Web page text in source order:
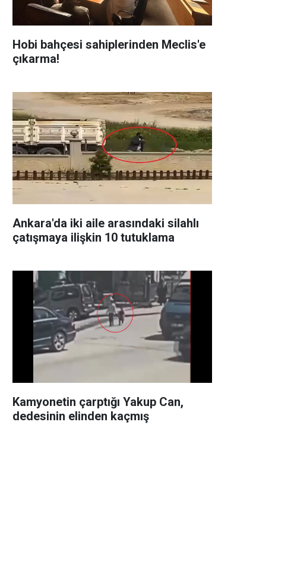
Hobi bahçesi sahiplerinden Meclis'e
çıkarma!
Ankara'da iki aile arasındaki silahlı
çatışmaya ilişkin 10 tutuklama
Kamyonetin çarptığı Yakup Can,
dedesinin elinden kaçmış